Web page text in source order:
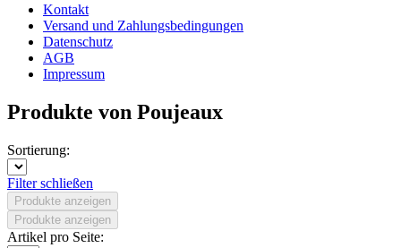
Kontakt
Versand und Zahlungsbedingungen
Datenschutz
AGB
Impressum
Produkte von Poujeaux
Sortierung:
Filter schließen
Produkte anzeigen
Produkte anzeigen
Artikel pro Seite: